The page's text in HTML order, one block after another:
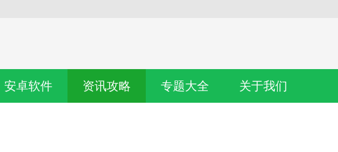
安卓软件 资讯攻略 专题大全 关于我们